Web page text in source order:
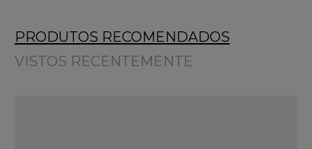
PRODUTOS RECOMENDADOS
VISTOS RECENTEMENTE